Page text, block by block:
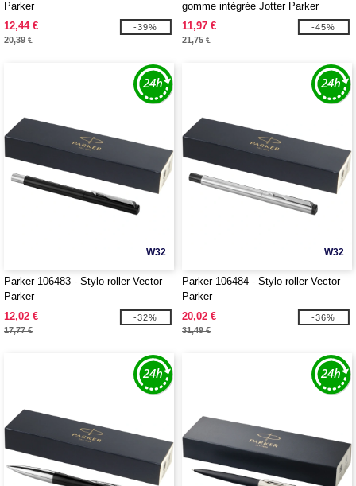
Parker
12,44 €
20,39 €
-39%
gomme intégrée Jotter Parker
11,97 €
21,75 €
-45%
W32
Parker 106483 - Stylo roller Vector
Parker
12,02 €
17,77 €
-32%
W32
Parker 106484 - Stylo roller Vector
Parker
20,02 €
31,49 €
-36%